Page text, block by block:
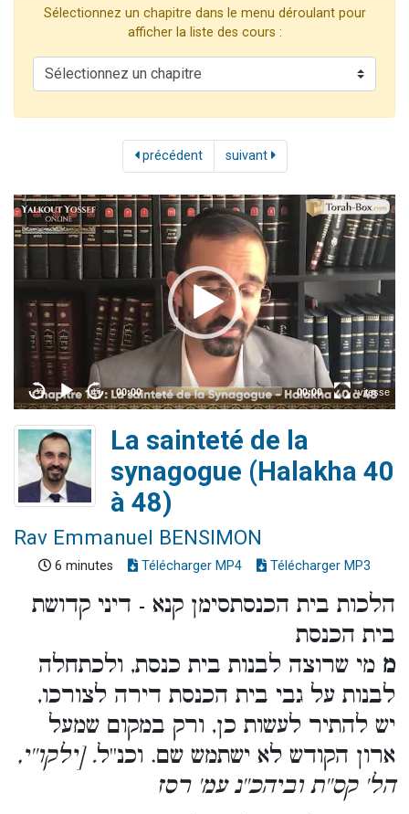
Ariel vient de donner son Maasser
Sélectionnez un chapitre dans le menu déroulant pour
afficher la liste des cours :
précédent suivant
La sainteté de la
synagogue (Halakha 40
à 48)
Rav Emmanuel BENSIMON
6 minutes Télécharger MP4 Télécharger MP3
הלכות בית הכנסתסימן קנא - דיני קדושת
בית הכנסת
מ מי שרוצה לבנות בית כנסת, ולכתחלה
לבנות על גבי בית הכנסת דירה לצורכו,
יש להתיר לעשות כן, ורק במקום שמעל
ארון הקודש לא ישתמש שם. וכנ''ל. [ילקו''י,
הל' קס''ת וביהכ''נ עמ' רסז